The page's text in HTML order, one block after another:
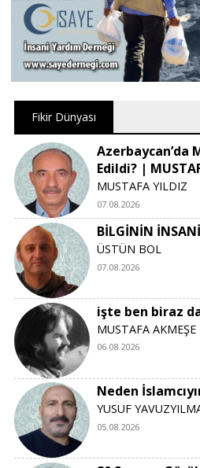
Fikir Dünyası
Azerbaycan’da
Edildi? |
MUSTAFA YILDIZ
07.08.2026
BİLGİNİN
ÜSTÜN BOL
07.08.2026
işte ben biraz
MUSTAFA AKMEŞE
06.08.2026
Neden
YUSUF
05.08.2026